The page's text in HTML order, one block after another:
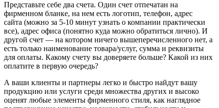
Представьте себе два счета. Один счет отпечатан на
фирменном бланке, на нем есть логотип, телефон, адрес
сайта (можно за 5-10 минут узнать о компании практически
все), адрес офиса (понятно куда можно обратиться лично). И
другой счет — на котором ничего вышеперечисленного нет, а
есть только наименование товара/услуг, сумма и реквизиты
для оплаты. Какому счету вы доверяете больше? Какой из них
оплатите в первую очередь?
А ваши клиенты и партнеры легко и быстро найдут вашу
продукцию или услуги среди множества других и высоко
оценят любые элементы фирменного стиля, как наглядное